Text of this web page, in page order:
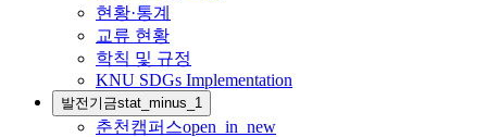
현황·통계
교류 현황
학칙 및 규정
KNU SDGs Implementation
발전기금stat_minus_1
춘천캠퍼스open_in_new